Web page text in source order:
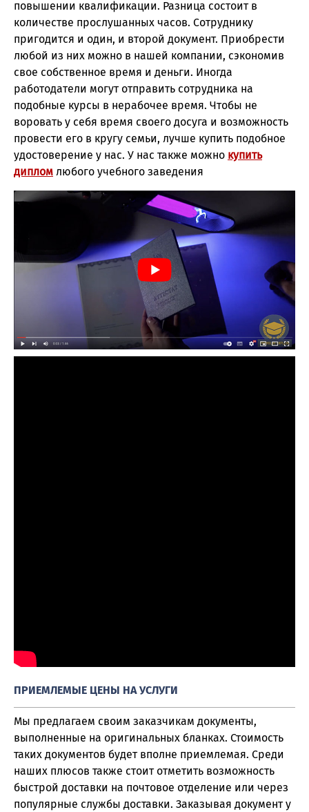
повышении квалификации. Разница состоит в
количестве прослушанных часов. Сотруднику
пригодится и один, и второй документ. Приобрести
любой из них можно в нашей компании, сэкономив
свое собственное время и деньги. Иногда
работодатели могут отправить сотрудника на
подобные курсы в нерабочее время. Чтобы не
воровать у себя время своего досуга и возможность
провести его в кругу семьи, лучше купить подобное
удостоверение у нас. У нас также можно купить
диплом любого учебного заведения
ПРИЕМЛЕМЫЕ ЦЕНЫ НА УСЛУГИ
Мы предлагаем своим заказчикам документы,
выполненные на оригинальных бланках. Стоимость
таких документов будет вполне приемлемая. Среди
наших плюсов также стоит отметить возможность
быстрой доставки на почтовое отделение или через
популярные службы доставки. Заказывая документ у